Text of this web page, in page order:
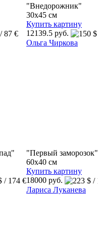
"Внедорожник"
30x45 см
Купить картину
12139.5 руб.
Ольга Чиркова
"Первый заморозок"
60x40 см
Купить картину
18000 руб.
Лариса Луканева